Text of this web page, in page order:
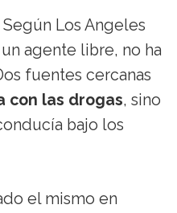
Según Los Angeles
agente libre, no ha
fuentes cercanas
con las drogas, sino
bajo los
el mismo en